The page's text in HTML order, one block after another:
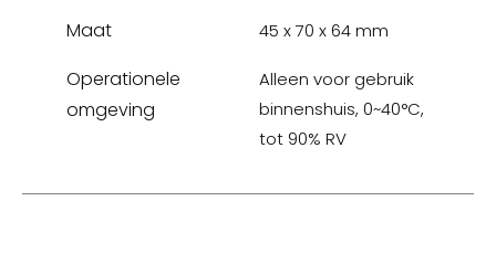
Maat 45 x 70 x 64 mm
Operationele
omgeving
Alleen voor gebruik
binnenshuis, 0~40°C,
tot 90% RV